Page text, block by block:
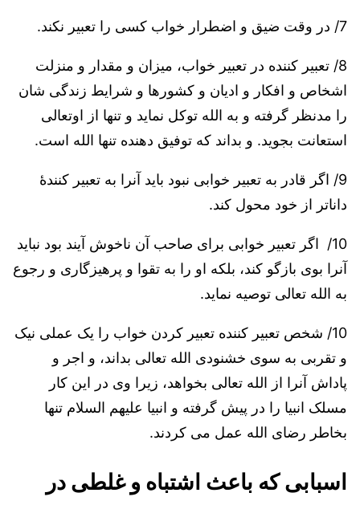
7/ در وقت ضیق و اضطرار خواب کسی را تعبیر نکند.
8/ تعبیر کننده در تعبیر خواب، ميزان و مقدار و منزلت
اشخاص و افکار و ادیان و کشورها و شرایط زندگی شان
را مدنظر گرفته و به الله توکل نماید و تنها از اوتعالی
استعانت بجوید. و بداند که توفیق دهنده تنها الله است.
9/ اگر قادر به تعبیر خوابی نبود باید آنرا به تعبیر کنندۀ
داناتر از خود محول کند.
10/ اگر تعبیر خوابی برای صاحب آن ناخوش آیند بود نباید
آنرا بوی بازگو کند، بلکه او را به تقوا و پرهیزگاری و رجوع
به الله تعالی توصیه نماید.
10/ شخص تعبیر کننده تعبیر کردن خواب را یک عملی نیک
و تقربی به سوی خشنودی الله تعالی بداند، و اجر و
پاداش آنرا از الله تعالی بخواهد، زیرا وی در این کار
مسلک انبیا را در پیش گرفته و انبیا علیهم السلام تنها
بخاطر رضای الله عمل می کردند.
اسبابی که باعث اشتباه و غلطی در